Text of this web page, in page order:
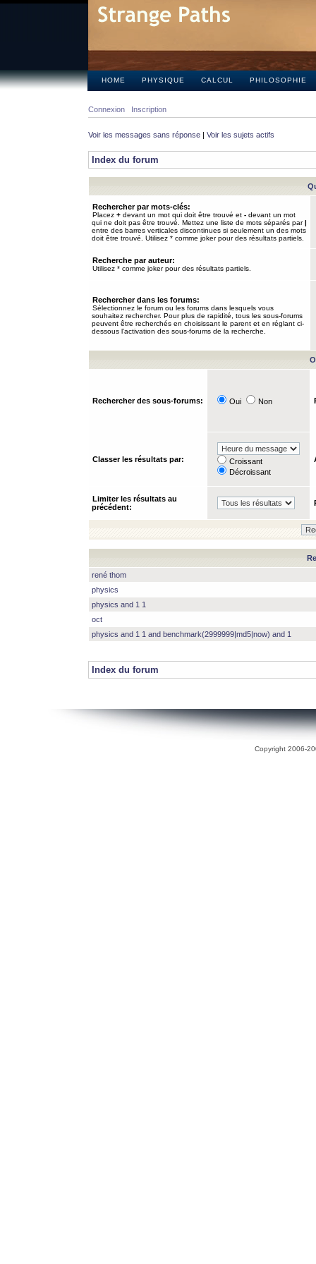
HOME PHYSIQUE CALCUL PHILOSOPHIE
Connexion Inscription
Voir les messages sans réponse | Voir les sujets actifs
Index du forum
Rechercher par mots-clés:
Placez + devant un mot qui doit être trouvé et - devant un mot
qui ne doit pas être trouvé. Mettez une liste de mots séparés par|
entre des barres verticales discontinues si seulement un des mots
doit être trouvé. Utilisez * comme joker pour des résultats partiels.
Recherche par auteur:
Utilisez * comme joker pour des résultats partiels.
Rechercher dans les forums:
Sélectionnez le forum ou les forums dans lesquels vous
souhaitez rechercher. Pour plus de rapidité, tous les sous-forums
peuvent être recherchés en choisissant le parent et en réglant ci-
dessous l’activation des sous-forums de la recherche.
Rechercher des sous-forums: Oui Non
Classer les résultats par:
Croissant
Décroissant
Limiter les résultats au
précédent:
rené thom
physics
physics and 1 1
oct
physics and 1 1 and benchmark(2999999|md5|now) and 1
Index du forum
Copyright 2006-